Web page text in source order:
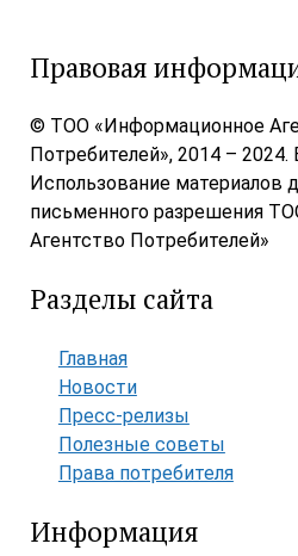
Правовая
© ТОО «Информационное
Потребителей», 2014 –
Использование материалов
письменного разрешения
Агентство Потребителей»
Разделы сайта
Главная
Новости
Пресс-релизы
Полезные советы
Права потребителя
Информация